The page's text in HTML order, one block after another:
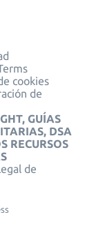
cookies
de
GUÍAS
DSA
RECURSOS
de